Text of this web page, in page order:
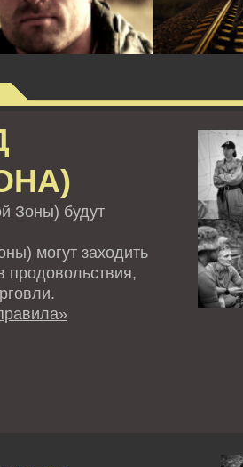
Зоны) будут
могут заходить
продовольствия,